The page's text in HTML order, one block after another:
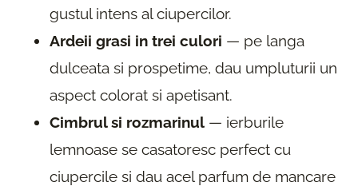
gustul intens al ciupercilor.
Ardeii grasi in trei culori — pe langa
dulceata si prospetime, dau umpluturii un
aspect colorat si apetisant.
Cimbrul si rozmarinul — ierburile
lemnoase se casatoresc perfect cu
ciupercile si dau acel parfum de mancare